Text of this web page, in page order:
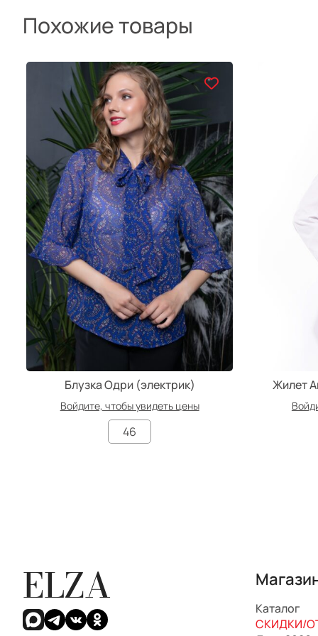
Похожие товары
Блузка Одри (электрик)
Войдите, чтобы увидеть цены
46
Жилет
ELZA
Каталог
СКИДКИ/